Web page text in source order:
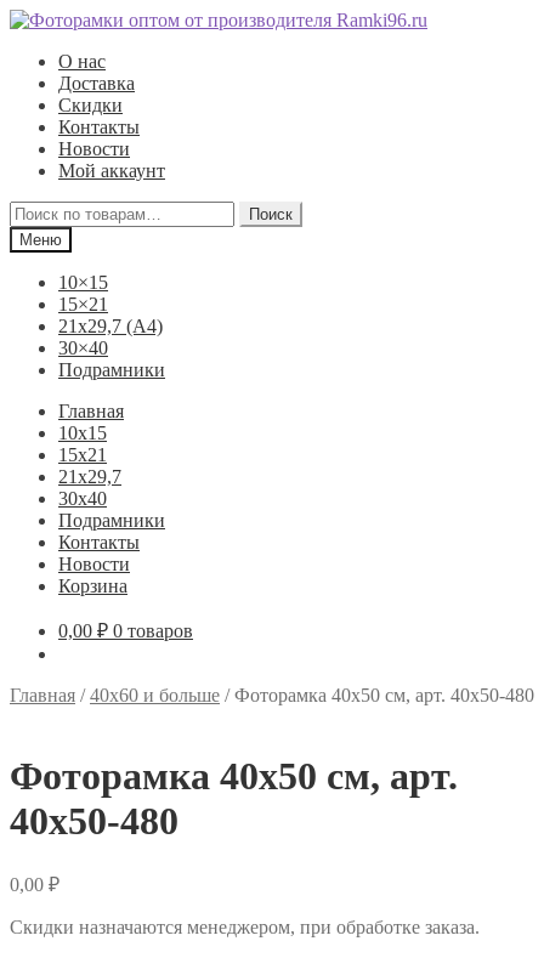
Перейти
навигации
Перейти
содержимому
О нас
Доставка
Скидки
Контакты
Новости
Мой аккаунт
Искать:
Поиск
Меню
10×15
15×21
21х29,7 (А4)
30×40
Подрамники
Главная
10х15
15х21
21х29,7
30х40
Подрамники
Контакты
Новости
Корзина
0,00 ₽ 0 товаров
Главная /40х60 и больше /Фоторамка 40х50 см, арт. 40х50-480
Фоторамка 40х50 см, арт.
40х50-480
0,00 ₽
Скидки назначаются менеджером, при обработке заказа.